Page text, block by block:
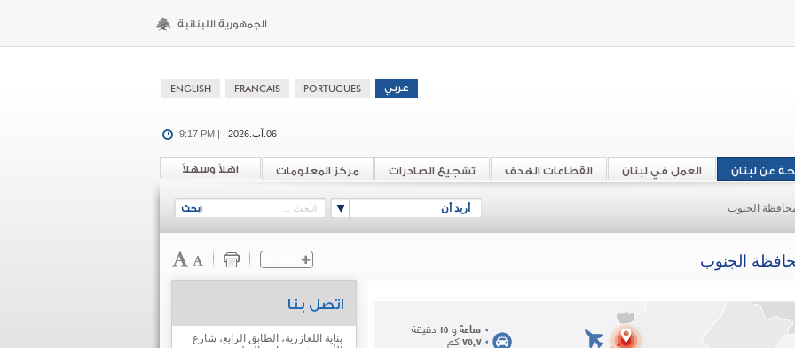
06.آب.2026 9:17 PM |
اهلاً وسهلاً مركز المعلومات تشجيع الصادرات القطاعات الهدف العمل في لبنان عن لبنان
أريد أن الجنوب
الجنوب
اتصل بنا
بناية اللعازرية، الطابق الرابع، شارع